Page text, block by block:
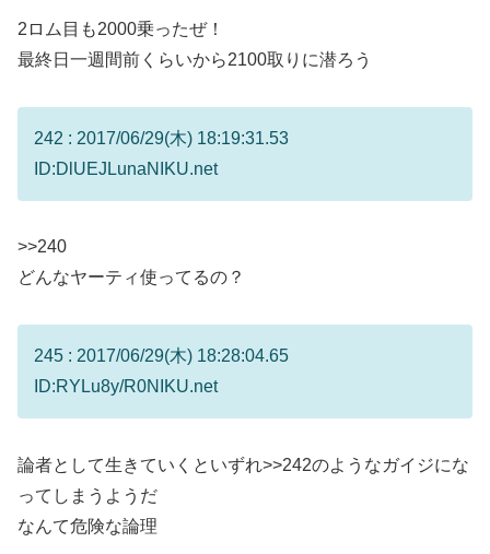
2ロム目も2000乗ったぜ！
最終日一週間前くらいから2100取りに潜ろう
242 : 2017/06/29(木) 18:19:31.53
ID:DlUEJLunaNIKU.net
>>240
どんなヤーティ使ってるの？
245 : 2017/06/29(木) 18:28:04.65
ID:RYLu8y/R0NIKU.net
論者として生きていくといずれ>>242のようなガイジにな
ってしまうようだ
なんて危険な論理